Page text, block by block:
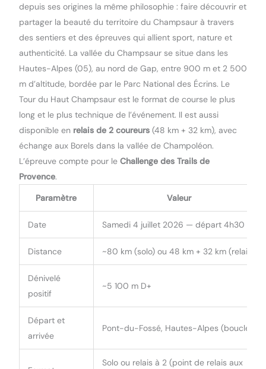
depuis ses origines la même philosophie : faire découvrir et
partager la beauté du territoire du Champsaur à travers
des sentiers et des épreuves qui allient sport, nature et
authenticité. La vallée du Champsaur se situe dans les
Hautes-Alpes (05), au nord de Gap, entre 900 m et 2 500
m d’altitude, bordée par le Parc National des Écrins. Le
Tour du Haut Champsaur est le format de course le plus
long et le plus technique de l’événement. Il est aussi
disponible en relais de 2 coureurs(48 km + 32 km), avec
échange aux Borels dans la vallée de Champoléon.
L’épreuve compte pour le Challenge des Trails de
Provence.
Paramètre
Valeur
Date Samedi 4 juillet 2026 — départ 4h30
Distance ~80 km (solo) ou 48 km + 32 km (relais)
Dénivelé
positif
~5 100 m D+
Départ et
arrivée
Pont-du-Fossé, Hautes-Alpes (boucle)
Solo ou relais à 2 (point de relais aux